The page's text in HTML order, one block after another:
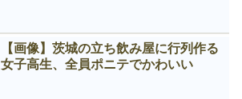
【画像】茨城の立ち飲み屋に行列作る
女子高生、全員ポニテでかわいい